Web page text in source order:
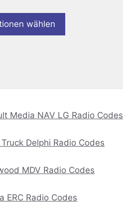
wählen
Media NAV LG Radio Codes
Delphi Radio Codes
MDV Radio Codes
ERC Radio Codes